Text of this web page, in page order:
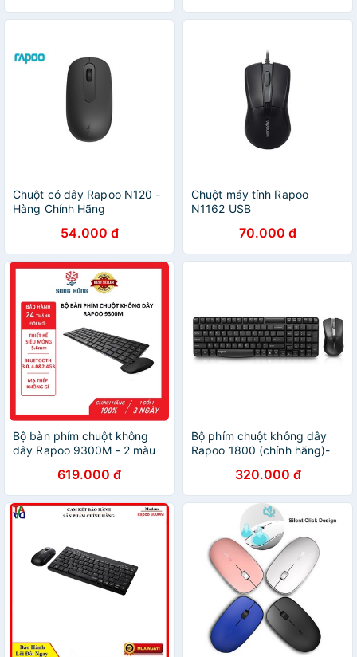
Chuột có dây Rapoo N120 -
Hàng Chính Hãng
54.000 đ
Chuột máy tính Rapoo
N1162 USB
70.000 đ
Bộ bàn phím chuột không
dây Rapoo 9300M - 2 màu
HÃNG 100% - BẢO HÀNH 24
THÁNG ĐỔI MỚI
619.000 đ
Bộ phím chuột không dây
Rapoo 1800 (chính hãng)-
320.000 đ